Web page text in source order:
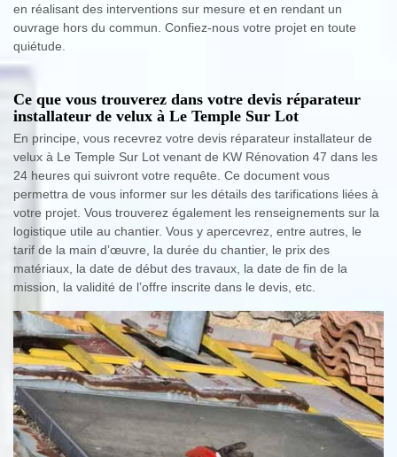
en réalisant des interventions sur mesure et en rendant un
ouvrage hors du commun. Confiez-nous votre projet en toute
quiétude.
Ce que vous trouverez dans votre devis réparateur
installateur de velux à Le Temple Sur Lot
En principe, vous recevrez votre devis réparateur installateur de
velux à Le Temple Sur Lot venant de KW Rénovation 47 dans les
24 heures qui suivront votre requête. Ce document vous
permettra de vous informer sur les détails des tarifications liées à
votre projet. Vous trouverez également les renseignements sur la
logistique utile au chantier. Vous y apercevrez, entre autres, le
tarif de la main d’œuvre, la durée du chantier, le prix des
matériaux, la date de début des travaux, la date de fin de la
mission, la validité de l’offre inscrite dans le devis, etc.